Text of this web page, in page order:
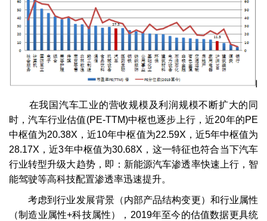
在我国汽车工业的营收规模及利润规模不断扩大的同
时，汽车行业估值(PE-TTM)中枢也逐步上行，近20年的PE
中枢值为20.38X，近10年中枢值为22.59X，近5年中枢值为
28.17X，近3年中枢值为30.68X，这一特征也符合当下汽车
行业转型升级大趋势，即：新能源汽车渗透率快速上行，智
能驾驶等高科技配置渗透率迅速提升。
考虑到行业发展背景（内部产品结构变更）和行业属性
（制造业属性+科技属性），2019年至今的估值数据更具统